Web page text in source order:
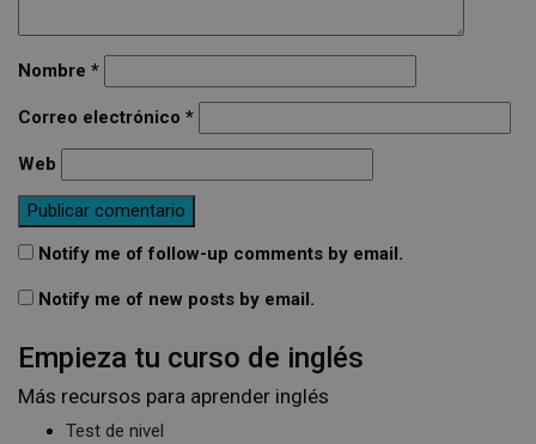
Nombre *
Correo electrónico *
Web
Notify me of follow-up comments by email.
Notify me of new posts by email.
Empieza tu curso de inglés
Más recursos para aprender inglés
Test de nivel